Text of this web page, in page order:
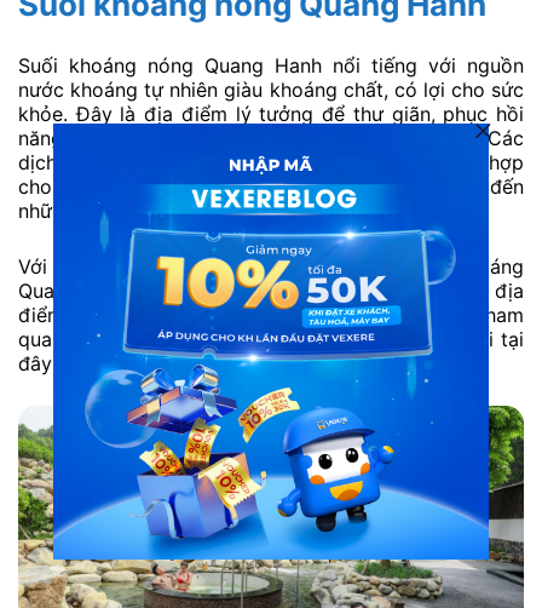
Suối khoáng nóng Quang Hanh nổi tiếng với nguồn
nước khoáng tự nhiên giàu khoáng chất, có lợi cho sức
khỏe. Đây là địa điểm lý tưởng để thư giãn, phục hồi
năng lượng sau những ngày làm việc căng thẳng. Các
dịch vụ tắm khoáng, spa được đầu tư bài bản. Phù hợp
cho nhiều đối tượng du khách từ người đi làm đến
những gai đình có trẻ em, người lớn tuổi.
Với những ai quan tâm đến nghỉ dưỡng, suối khoáng
Quang Hanh là điểm đến đáng chú ý khi tìm hiểu địa
điểm du lịch Cẩm Phả. Nhiều du khách kết hợp tham
quan các điểm lân cận và dành thời gian nghỉ ngơi tại
đây trong hành trình khám phá Quảng Ninh.